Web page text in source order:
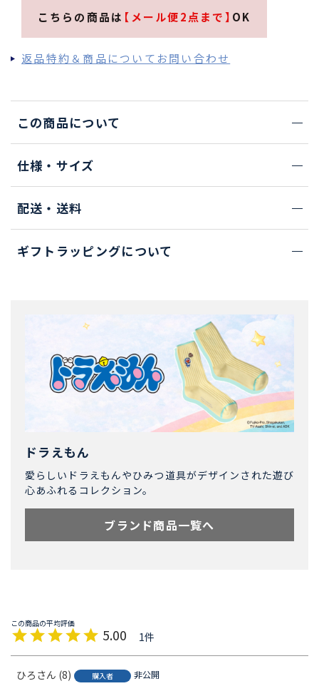
こちらの商品は 【メール便2点まで】 OK
返品特約＆商品についてお問い合わせ
この商品について
仕様・サイズ
配送・送料
ギフトラッピングについて
ドラえもん
愛らしいドラえもんやひみつ道具がデザインされた遊び
心あふれるコレクション。
ブランド商品一覧へ
5.00 1
ひろ 8 購入者
非公開